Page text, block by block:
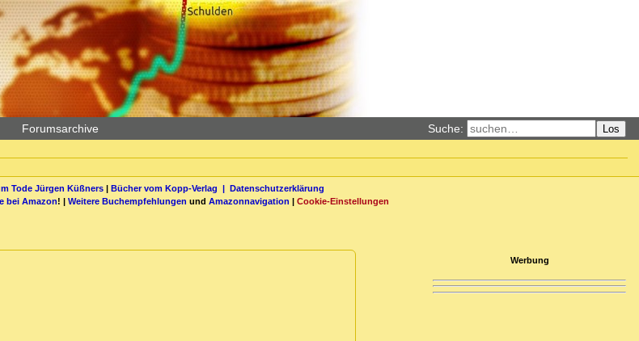
Forumsarchive Suche: Los
Tode Jürgen Küßners| Bücher vom Kopp-Verlag | Datenschutzerklärung
bei Amazon! | Weitere Buchempfehlungen und Amazonnavigation | Cookie-Einstellungen
Werbung